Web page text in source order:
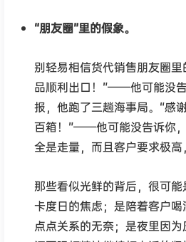
“朋友圈”里的假象。
别轻易相信货代销售朋友圈里
品顺利出口！”——他可能没
报，他跑了三趟海事局。“感
百箱！”——他可能没告诉你
全是走量，而且客户要求极高
那些看似光鲜的背后，很可
卡度日的焦虑；是陪着客户
点点关系的无奈；是夜里因